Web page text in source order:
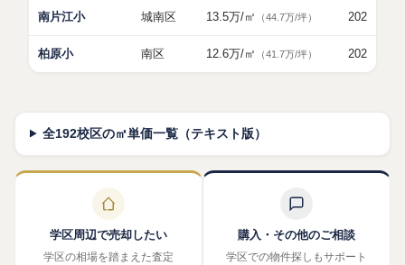
南片江小 城南区 13.5万/㎡ （44.7万/坪） 202
柏原小 南区 12.6万/㎡ （41.7万/坪） 202
全192校区の㎡単価一覧（テキスト版）
学区周辺で売却したい
学区の相場を踏まえた査定
購入・その他のご相談
学区での物件探しもサポート